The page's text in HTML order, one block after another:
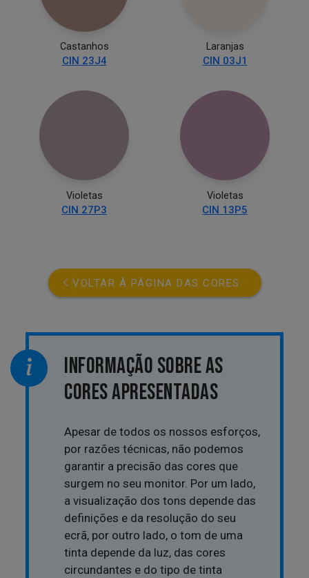
Castanhos
CIN 23J4
Laranjas
CIN 03J1
Violetas
CIN 27P3
Violetas
CIN 13P5
VOLTAR À PÁGINA DAS CORES
INFORMAÇÃO SOBRE AS
CORES APRESENTADAS
Apesar de todos os nossos esforços,
por razões técnicas, não podemos
garantir a precisão das cores que
surgem no seu monitor. Por um lado,
a visualização dos tons depende das
definições e da resolução do seu
ecrã, por outro lado, o tom de uma
tinta depende da luz, das cores
circundantes e do tipo de tinta